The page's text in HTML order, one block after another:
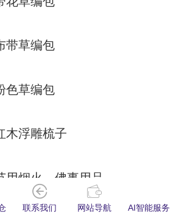
带草编包
色草编包
木浮雕梳子
用烟火，佛事用品
洁
联系我们 网站导航 AI智能服务